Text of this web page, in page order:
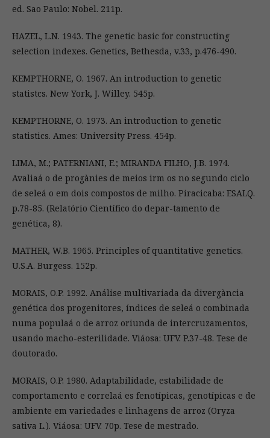
ed. Sao Paulo: Nobel. 211p.
HAZEL, L.N. 1943. The genetic basic for constructing
selection indexes. Genetics, Bethesda, v.33, p.476-490.
KEMPTHORNE, O. 1967. An introduction to genetic
statistcs. New York, J. Willey. 545p.
KEMPTHORNE, O. 1973. An introduction to genetic
statistics. Ames: University Press. 454p.
LIMA, M.; PATERNIANI, E.; MIRANDA FILHO, J.B. 1974.
Avaliaá o de progànies de meios irm os no segundo ciclo
de seleá o em dois compostos de milho. Piracicaba: ESALQ.
p.78-85. (Relatório Científico do depar-tamento de
genética, 8).
MATHER, W.B. 1965. Principles of quantitative genetics.
U.S.A. Burgess. 152p.
MORAIS, O.P. 1992. Análise multivariada da divergància
genética dos progenitores, índices de seleá o combinada
numa populaá o de arroz oriunda de intercruzamentos,
usando macho-esterilidade. Viáosa: UFV. P.37-48. Tese de
doutorado.
MORAIS, O.P. 1980. Adaptabilidade, estabilidade de
comportamento e correlaá es fenotípicas, genotípicas e de
ambiente em variedades e linhagens de arroz (Oryza
sativa L.). Viáosa: UFV. 70p. Tese de mestrado.